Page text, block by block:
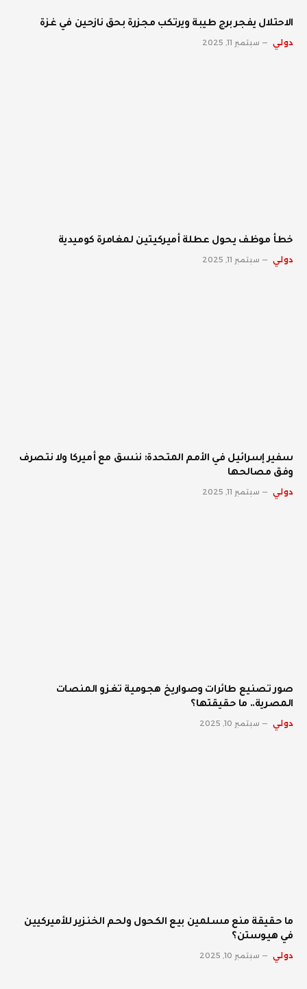
الاحتلال يفجر برج طيبة ويرتكب مجزرة بحق نازحين في غزة
دولي سبتمبر 11, 2025
خطأ موظف يحول عطلة أميركيتين لمغامرة كوميدية
دولي سبتمبر 11, 2025
سفير إسرائيل في الأمم المتحدة: ننسق مع أميركا ولا نتصرف
وفق مصالحها
دولي سبتمبر 11, 2025
صور تصنيع طائرات وصواريخ هجومية تغزو المنصات
المصرية.. ما حقيقتها؟
دولي سبتمبر 10, 2025
ما حقيقة منع مسلمين بيع الكحول ولحم الخنزير للأميركيين
في هيوستن؟
دولي سبتمبر 10, 2025